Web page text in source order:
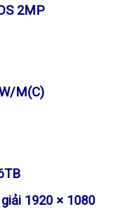
2MP
M(C)
1920 × 1080